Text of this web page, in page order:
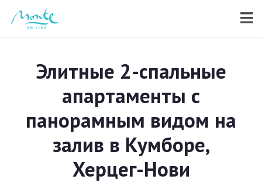
Элитные 2-спальные
апартаменты с
панорамным видом на
залив в Кумборе,
Херцег-Нови